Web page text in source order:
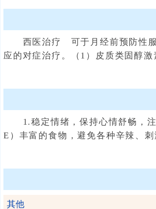
西医治疗 可于月经前预防性服
应的对症治疗。（1）皮质类固醇
1.稳定情绪，保持心情舒畅，注
E）丰富的食物，避免各种辛辣、
其他